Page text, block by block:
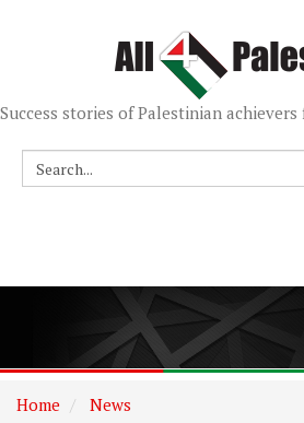
Success stories of Palestinian
Home
News